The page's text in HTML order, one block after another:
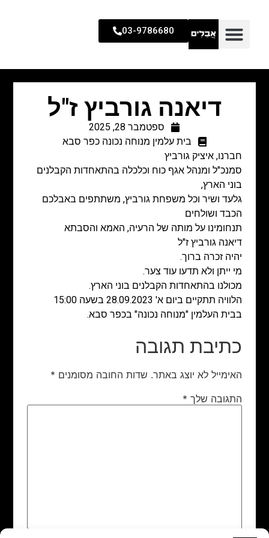
03-9786680
דיאנה גורביץ ז"ל
ספטמבר 28, 2025
בית עלמין מנוחה נכונה כפר סבא
חברנו, איציק גורביץ
סמנכ"ל ומנהל אגף כוח וכלכלה בהתאחדות הקבלנים
בוני הארץ,
גלעד ושיר וכל משפחת גורביץ, משתתפים באבלכם
הכבד ושולחים
תנחומינו על מותה של הרעיה, האמא והסבתא
דיאנה גורביץ ז"ל
יהיה זכרה ברוך.
מי ייתן ולא תדעו עוד צער.
מכולנו בהתאחדות הקבלנים בוני הארץ.
הלוויה תתקיים ביום א' 28.09.2023 בשעה 15:00
בבית העלמין "מנוחה נכונה" בכפר סבא.
כתיבת תגובה
האימייל לא יוצג באתר. שדות החובה מסומנים *
התגובה שלך *